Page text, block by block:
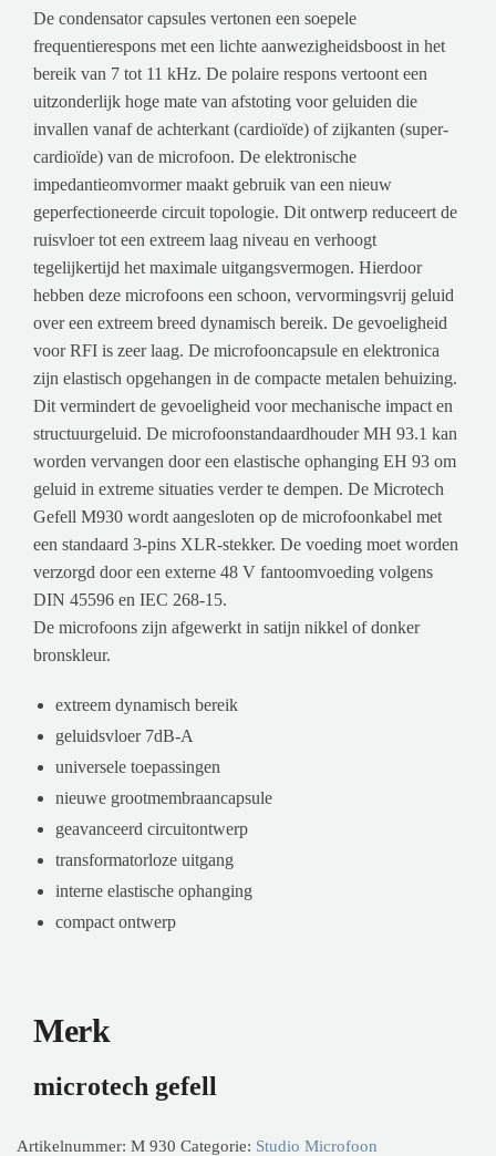
De condensator capsules vertonen een soepele
frequentierespons met een lichte aanwezigheidsboost in het
bereik van 7 tot 11 kHz. De polaire respons vertoont een
uitzonderlijk hoge mate van afstoting voor geluiden die
invallen vanaf de achterkant (cardioïde) of zijkanten (super-
cardioïde) van de microfoon. De elektronische
impedantieomvormer maakt gebruik van een nieuw
geperfectioneerde circuit topologie. Dit ontwerp reduceert de
ruisvloer tot een extreem laag niveau en verhoogt
tegelijkertijd het maximale uitgangsvermogen. Hierdoor
hebben deze microfoons een schoon, vervormingsvrij geluid
over een extreem breed dynamisch bereik. De gevoeligheid
voor RFI is zeer laag. De microfooncapsule en elektronica
zijn elastisch opgehangen in de compacte metalen behuizing.
Dit vermindert de gevoeligheid voor mechanische impact en
structuurgeluid. De microfoonstandaardhouder MH 93.1 kan
worden vervangen door een elastische ophanging EH 93 om
geluid in extreme situaties verder te dempen. De Microtech
Gefell M930 wordt aangesloten op de microfoonkabel met
een standaard 3-pins XLR-stekker. De voeding moet worden
verzorgd door een externe 48 V fantoomvoeding volgens
DIN 45596 en IEC 268-15.
De microfoons zijn afgewerkt in satijn nikkel of donker
bronskleur.
extreem dynamisch bereik
geluidsvloer 7dB-A
universele toepassingen
nieuwe grootmembraancapsule
geavanceerd circuitontwerp
transformatorloze uitgang
interne elastische ophanging
compact ontwerp
Merk
microtech gefell
Artikelnummer: M 930 Categorie: Studio Microfoon